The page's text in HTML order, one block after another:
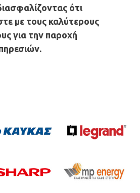
ότι
με τους καλύτερους
για την παροχή